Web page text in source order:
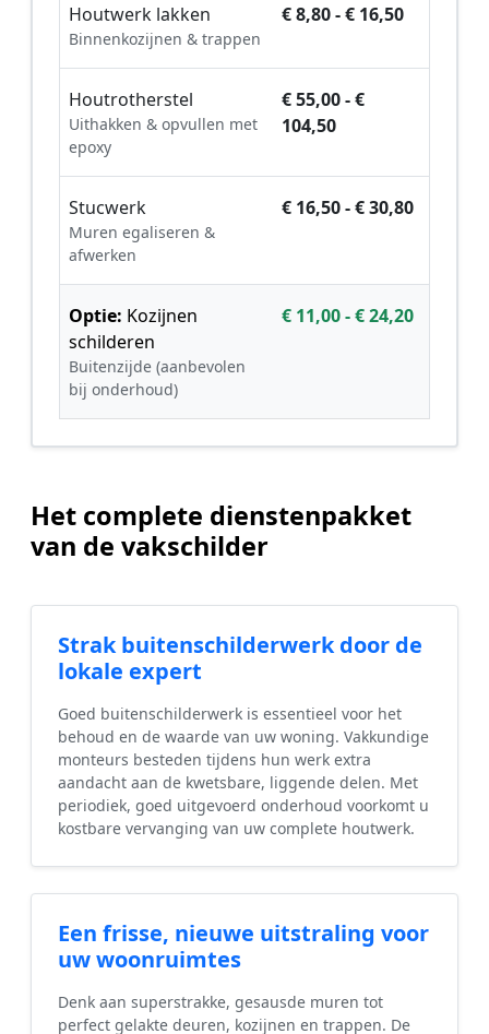
Houtwerk lakken
Binnenkozijnen & trappen
€ 8,80 - € 16,50
Houtrotherstel
Uithakken & opvullen met
epoxy
€ 55,00 - €
104,50
Stucwerk
Muren egaliseren &
afwerken
€ 16,50 - € 30,80
Optie: Kozijnen
schilderen
Buitenzijde (aanbevolen
bij onderhoud)
€ 11,00 - € 24,20
Het complete dienstenpakket
van de vakschilder
Strak buitenschilderwerk door de
lokale expert
Goed buitenschilderwerk is essentieel voor het
behoud en de waarde van uw woning. Vakkundige
monteurs besteden tijdens hun werk extra
aandacht aan de kwetsbare, liggende delen. Met
periodiek, goed uitgevoerd onderhoud voorkomt u
kostbare vervanging van uw complete houtwerk.
Een frisse, nieuwe uitstraling voor
uw woonruimtes
Denk aan superstrakke, gesausde muren tot
perfect gelakte deuren, kozijnen en trappen. De